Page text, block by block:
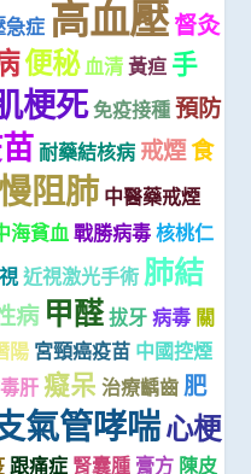
急症 高血壓督灸
便秘血清 黃疸 手
梗死免疫接種 預防
耐藥結核病 戒煙食
阻肺 中醫藥戒煙
海貧血 戰勝病毒 核桃仁
近視激光手術 肺結
病 甲醛拔牙 病毒 關
陽 宮頸癌疫苗 中國控煙
肝 癡呆 治療齲齒 肥
氣管哮喘心梗
跟痛症 腎囊腫 膏方 陳皮